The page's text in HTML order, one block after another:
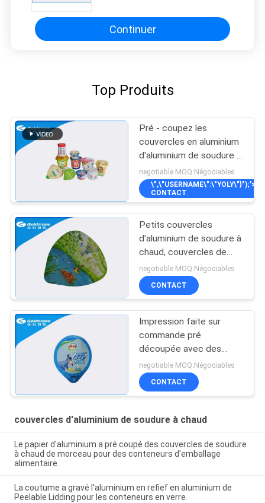
d'aluminium
Continuer
Top Produits
Pré - coupez les
couvercles en aluminium
d'aluminium de soudure à
chaud pour l'emballage
de récipient en plastique
negotiable MOQ:Négociables
\",\"USERNAME\":\"YOLY\"}");'>
CONTACT
Petits couvercles
d'aluminium de soudure à
chaud, couvercles de
papier aluminium avec la
résistance élevée de
piqûre
negotiable MOQ:Négociables
CONTACT
Impression faite sur
commande pré
découpée avec des
matrices de gravure de
relief par ver de
couvercles d'aluminium
negotiable MOQ:Négociables
CONTACT
couvercles d'aluminium de soudure à chaud
Le papier d'aluminium a pré coupé des couvercles de soudure
à chaud de morceau pour des conteneurs d'emballage
alimentaire
La coutume a gravé l'aluminium en refief en aluminium de
Peelable Lidding pour les conteneurs en verre